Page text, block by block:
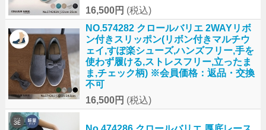
16,500円 (税込)
NO.574282 クロールバリエ 2WAYリボ
ン付きスリッポン(リボン付きマルチウ
ェイ,すぽ楽シューズ,ハンズフリー,手を
使わず履ける,ストレスフリー,立ったま
ま,チェック柄) ※会員価格：返品・交換
不可
16,500円 (税込)